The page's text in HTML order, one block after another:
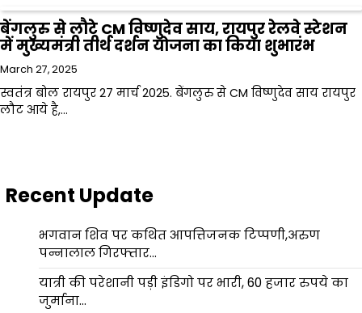
बेंगलुरु से लौटे CM विष्णुदेव साय, रायपुर रेलवे स्टेशन
में मुख्यमंत्री तीर्थ दर्शन योजना का किया शुभारंभ
March 27, 2025
स्वतंत्र बोल रायपुर 27 मार्च 2025. बेंगलुरु से CM विष्णुदेव साय रायपुर
लौट आये है,…
Recent Update
भगवान शिव पर कथित आपत्तिजनक टिप्पणी,अरुण
पन्नालाल गिरफ्तार…
यात्री की परेशानी पड़ी इंडिगो पर भारी, 60 हजार रुपये का
जुर्माना…